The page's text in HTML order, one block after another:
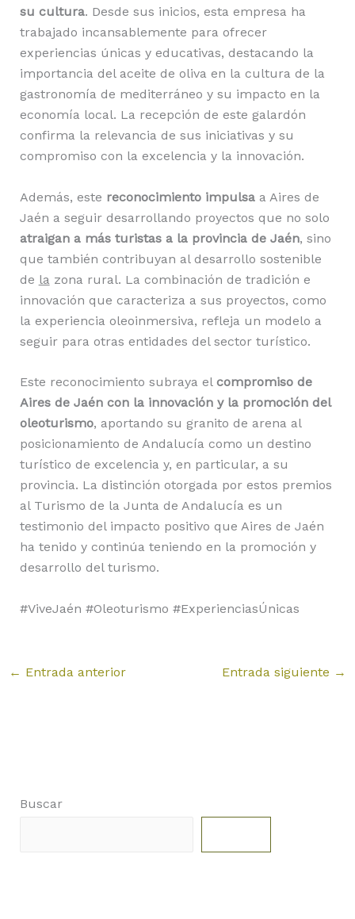
su cultura. Desde sus inicios, esta empresa ha
trabajado incansablemente para ofrecer
experiencias únicas y educativas, destacando la
importancia del aceite de oliva en la cultura de la
gastronomía de mediterráneo y su impacto en la
economía local. La recepción de este galardón
confirma la relevancia de sus iniciativas y su
compromiso con la excelencia y la innovación.
Además, este reconocimiento impulsaa Aires de
Jaén a seguir desarrollando proyectos que no solo
atraigan a más turistas a la provincia de Jaén, sino
que también contribuyan al desarrollo sostenible
de la zona rural. La combinación de tradición e
innovación que caracteriza a sus proyectos, como
la experiencia oleoinmersiva, refleja un modelo a
seguir para otras entidades del sector turístico.
Este reconocimiento subraya el compromiso de
Aires de Jaén con la innovación y la promoción del
oleoturismo, aportando su granito de arena al
posicionamiento de Andalucía como un destino
turístico de excelencia y, en particular, a su
provincia. La distinción otorgada por estos premios
al Turismo de la Junta de Andalucía es un
testimonio del impacto positivo que Aires de Jaén
ha tenido y continúa teniendo en la promoción y
desarrollo del turismo.
#ViveJaén #Oleoturismo #ExperienciasÚnicas
← Entrada anterior Entrada siguiente →
Buscar